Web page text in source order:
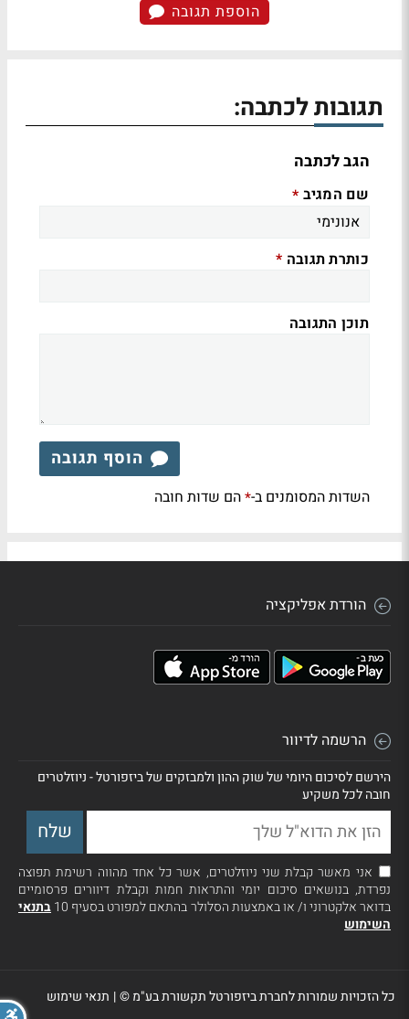
הוספת תגובה
תגובות לכתבה:
הגב לכתבה
שם המגיב *
כותרת תגובה *
תוכן התגובה
הוסף תגובה
השדות המסומנים ב-*הם שדות חובה
הורדת אפליקציה
הרשמה לדיוור
הירשם לסיכום היומי של שוק ההון ולמבזקים של ביזפורטל - ניוזלטרים
חובה לכל משקיע
אני מאשר קבלת שני ניוזלטרים, אשר כל אחד מהווה רשימת תפוצה
נפרדת, בנושאים סיכום יומי והתראות חמות וקבלת דיוורים פרסומיים
בדואר אלקטרוני ו/ או באמצעות הסלולר בהתאם למפורט בסעיף 10
בתנאי
השימוש
כל הזכויות שמורות לחברת ביזפורטל תקשורת בע"מ ©| תנאי שימוש